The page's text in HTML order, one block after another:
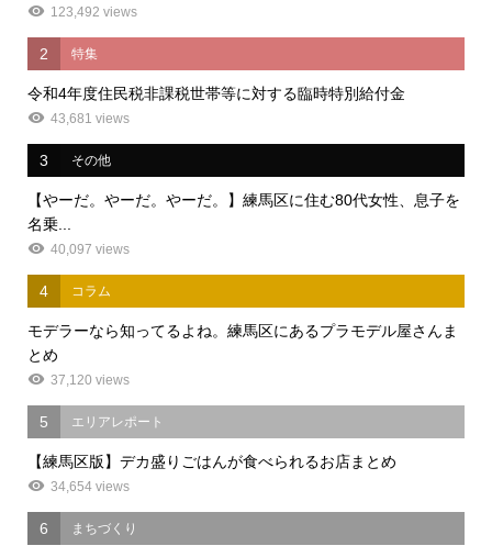
123,492 views
2 特集
令和4年度住民税非課税世帯等に対する臨時特別給付金
43,681 views
3 その他
【やーだ。やーだ。やーだ。】練馬区に住む80代女性、息子を
名乗...
40,097 views
4 コラム
モデラーなら知ってるよね。練馬区にあるプラモデル屋さんま
とめ
37,120 views
5 エリアレポート
【練馬区版】デカ盛りごはんが食べられるお店まとめ
34,654 views
6 まちづくり